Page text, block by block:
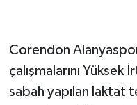
Corendon
çalışmalarını
sabah yapılan laktat